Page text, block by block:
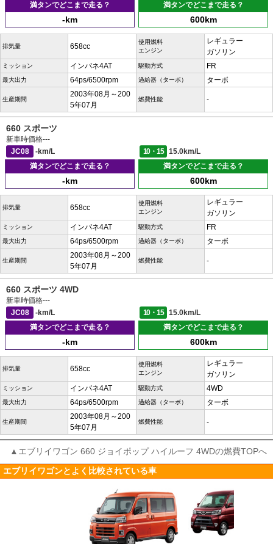
満タンでどこまで走る？
-km
満タンでどこまで走る？
600km
排気量 658cc
使用燃料
エンジン
レギュラー
ガソリン
ミッション インパネ4AT 駆動方式 FR
最大出力 64ps/6500rpm 過給器（ターボ） ターボ
生産期間
2003年08月～200
5年07月
燃費性能 -
660 スポーツ
新車時価格---
JC08
-km/L 10・15
15.0km/L
満タンでどこまで走る？
-km
満タンでどこまで走る？
600km
排気量 658cc
使用燃料
エンジン
レギュラー
ガソリン
ミッション インパネ4AT 駆動方式 FR
最大出力 64ps/6500rpm 過給器（ターボ） ターボ
生産期間
2003年08月～200
5年07月
燃費性能 -
660 スポーツ 4WD
新車時価格---
JC08
-km/L 10・15
15.0km/L
満タンでどこまで走る？
-km
満タンでどこまで走る？
600km
排気量 658cc
使用燃料
エンジン
レギュラー
ガソリン
ミッション インパネ4AT 駆動方式 4WD
最大出力 64ps/6500rpm 過給器（ターボ） ターボ
生産期間
2003年08月～200
5年07月
燃費性能 -
▲エブリイワゴン 660 ジョイポップ ハイルーフ 4WDの燃費TOPへ
エブリイワゴンとよく比較されている車